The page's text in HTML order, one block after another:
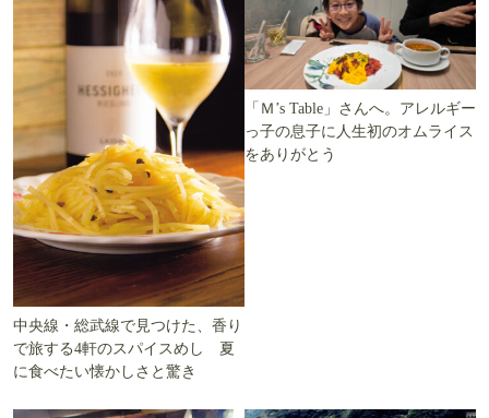
中央線・総武線で見つけた、香り
で旅する4軒のスパイスめし 夏
に食べたい懐かしさと驚き
「Ｍ’s Table」さんへ。アレルギー
っ子の息子に人生初のオムライス
をありがとう